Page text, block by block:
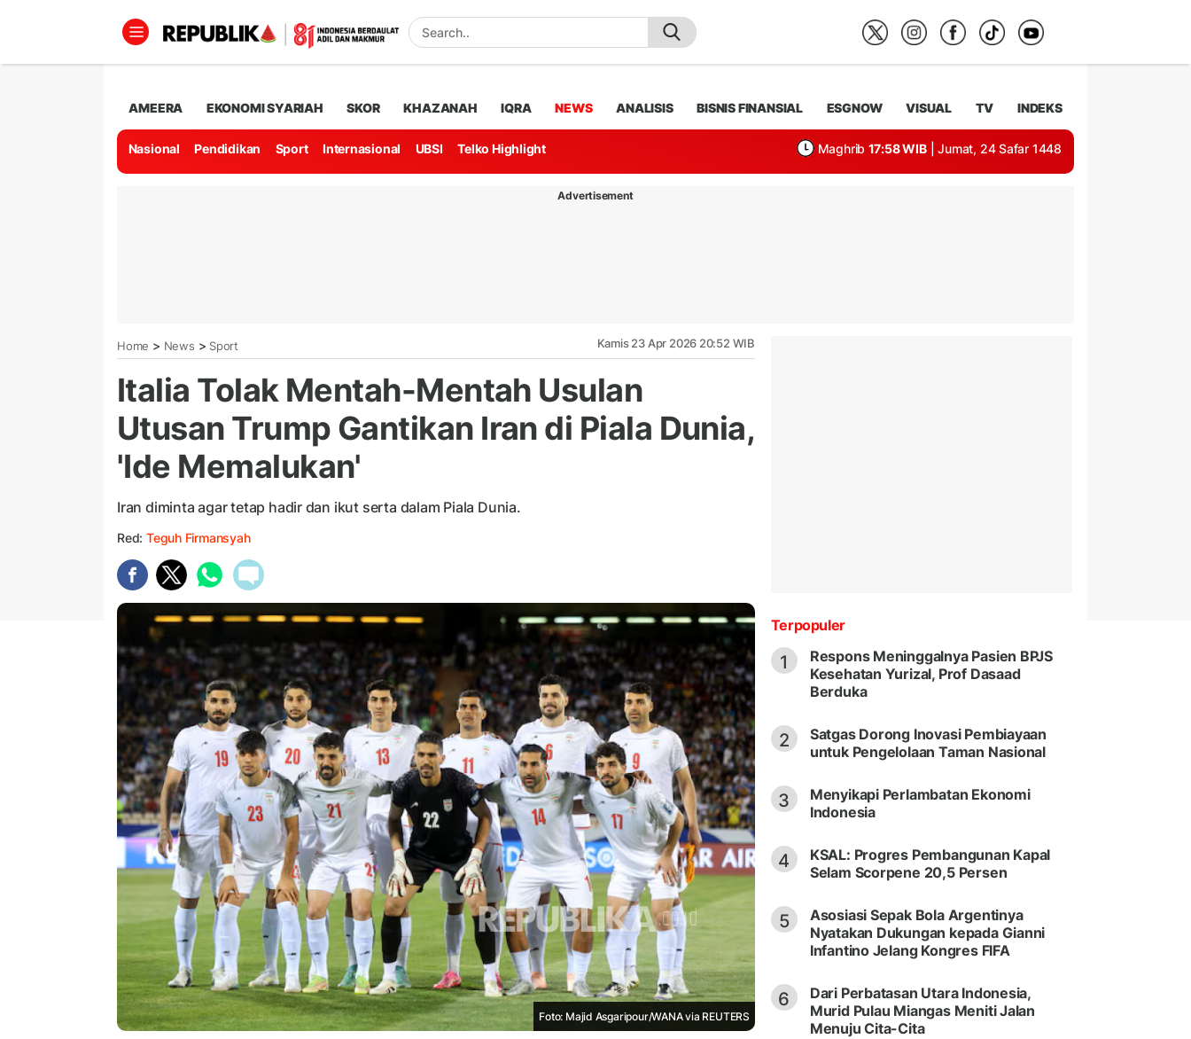
AMEERA EKONOMI SYARIAH SKOR KHAZANAH IQRA NEWS ANALISIS BISNIS FINANSIAL ESGNOW VISUAL TV INDEKS
Nasional Pendidikan Sport Internasional UBSI Telko Highlight Maghrib 17:58 WIB | Jumat, 24 Safar 1448
Advertisement
Home > News > Sport Kamis 23 Apr 2026 20:52 WIB
Italia Tolak Mentah-Mentah Usulan
Utusan Trump Gantikan Iran di Piala Dunia,
'Ide Memalukan'
Iran diminta agar tetap hadir dan ikut serta dalam Piala Dunia.
Red: Teguh Firmansyah
Foto: Majid Asgaripour/WANA via REUTERS
Terpopuler
1
Respons Meninggalnya Pasien BPJS
Kesehatan Yurizal, Prof Dasaad
Berduka
2
Satgas Dorong Inovasi Pembiayaan
untuk Pengelolaan Taman Nasional
3
Menyikapi Perlambatan Ekonomi
Indonesia
4
KSAL: Progres Pembangunan Kapal
Selam Scorpene 20,5 Persen
5
Asosiasi Sepak Bola Argentinya
Nyatakan Dukungan kepada Gianni
Infantino Jelang Kongres FIFA
6
Dari Perbatasan Utara Indonesia,
Murid Pulau Miangas Meniti Jalan
Menuju Cita-Cita